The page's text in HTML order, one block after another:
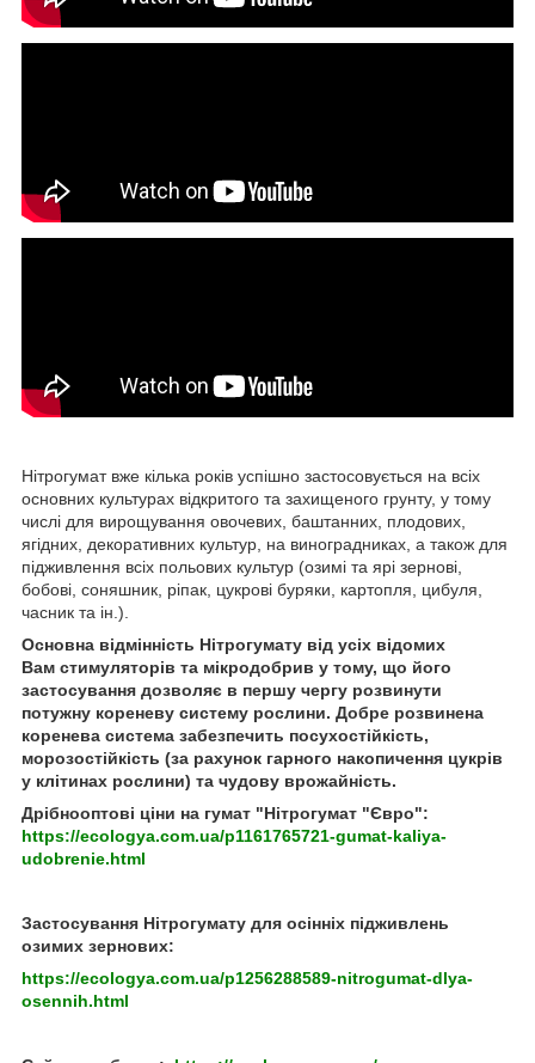
Нітрогумат вже кілька років успішно застосовується на всіх
основних культурах відкритого та захищеного грунту, у тому
числі для вирощування овочевих, баштанних, плодових,
ягідних, декоративних культур, на виноградниках, а також для
підживлення всіх польових культур (озимі та ярі зернові,
бобові, соняшник, ріпак, цукрові буряки, картопля, цибуля,
часник та ін.).
Основна відмінність Нітрогумату від усіх відомих
Вам стимуляторів та мікродобрив у тому, що його
застосування дозволяє в першу чергу розвинути
потужну кореневу систему рослини. Добре розвинена
коренева система забезпечить посухостійкість,
морозостійкість (за рахунок гарного накопичення цукрів
у клітинах рослини) та чудову врожайність.
Дрібнооптові ціни на гумат "Нітрогумат "Євро":
https://ecologya.com.ua/p1161765721-gumat-kaliya-
udobrenie.html
Застосування Нітрогумату для осінніх підживлень
озимих зернових:
https://ecologya.com.ua/p1256288589-nitrogumat-dlya-
osennih.html